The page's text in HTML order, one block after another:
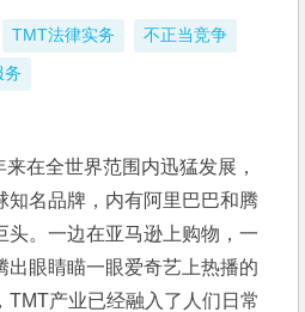
TMT法律实务 不正当竞争
务
来在全世界范围内迅猛发展，
知名品牌，内有阿里巴巴和腾
头。一边在亚马逊上购物，一
出眼睛瞄一眼爱奇艺上热播的
TMT产业已经融入了人们日常